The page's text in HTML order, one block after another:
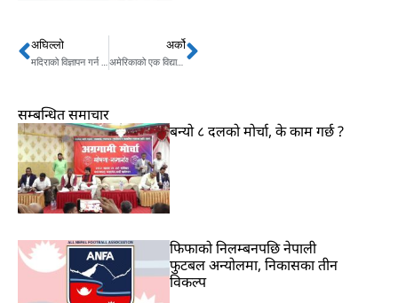
Prev
अघिल्लो अर्को
अमेरिकाको एक विद्यालयमा अन्धाधुन्ध गोली प्रहारः ३ विद्यार्थीको मृत्यु, ८ घाइते Next
सम्बन्धित समाचार
बन्यो ८ दलको मोर्चा, के काम गर्छ ?
फिफाको निलम्बनपछि नेपाली
फुटबल अन्योलमा, निकासका तीन
विकल्प